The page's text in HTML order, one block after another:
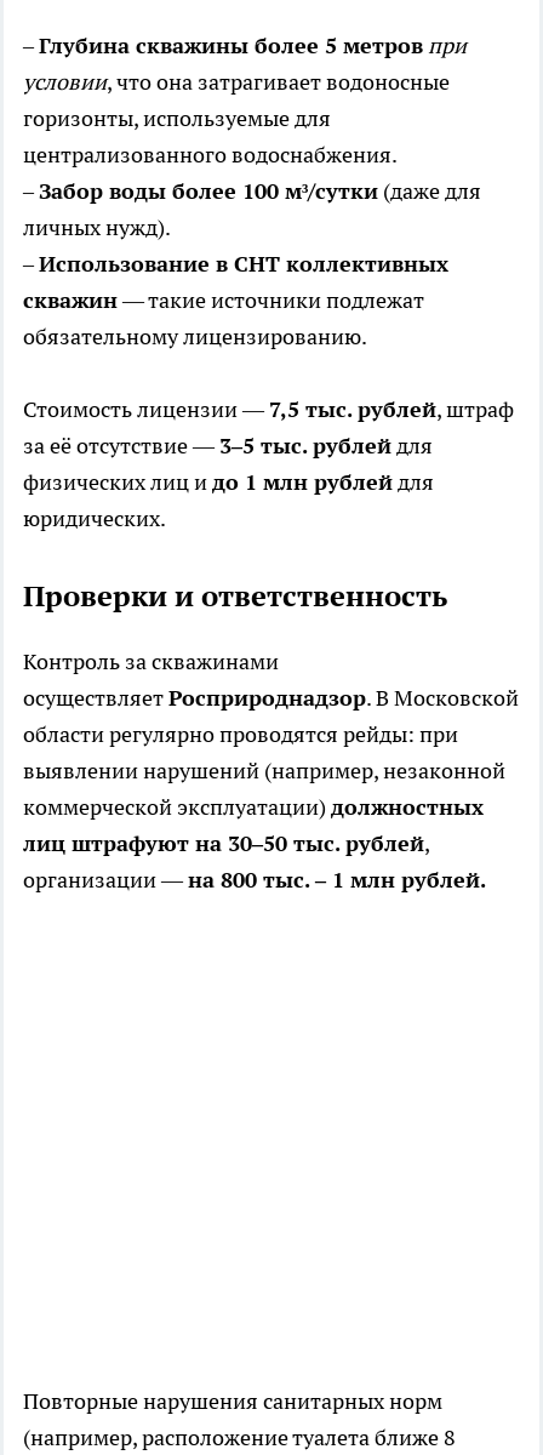
–Глубина скважины более 5 метровпри
условии, что она затрагивает водоносные
горизонты, используемые для
централизованного водоснабжения.
–Забор воды более 100 м³/сутки (даже для
личных нужд).
–Использование в СНТ коллективных
скважин— такие источники подлежат
обязательному лицензированию.
Стоимость лицензии —7,5 тыс. рублей, штраф
за её отсутствие —3–5 тыс. рублейдля
физических лиц идо 1 млн рублейдля
юридических.
Проверки и ответственность
Контроль за скважинами
осуществляетРосприроднадзор. В Московской
области регулярно проводятся рейды: при
выявлении нарушений (например, незаконной
коммерческой эксплуатации) должностных
лиц штрафуют на 30–50 тыс. рублей,
организации —на 800 тыс. – 1 млн рублей.
Повторные нарушения санитарных норм
(например, расположение туалета ближе 8